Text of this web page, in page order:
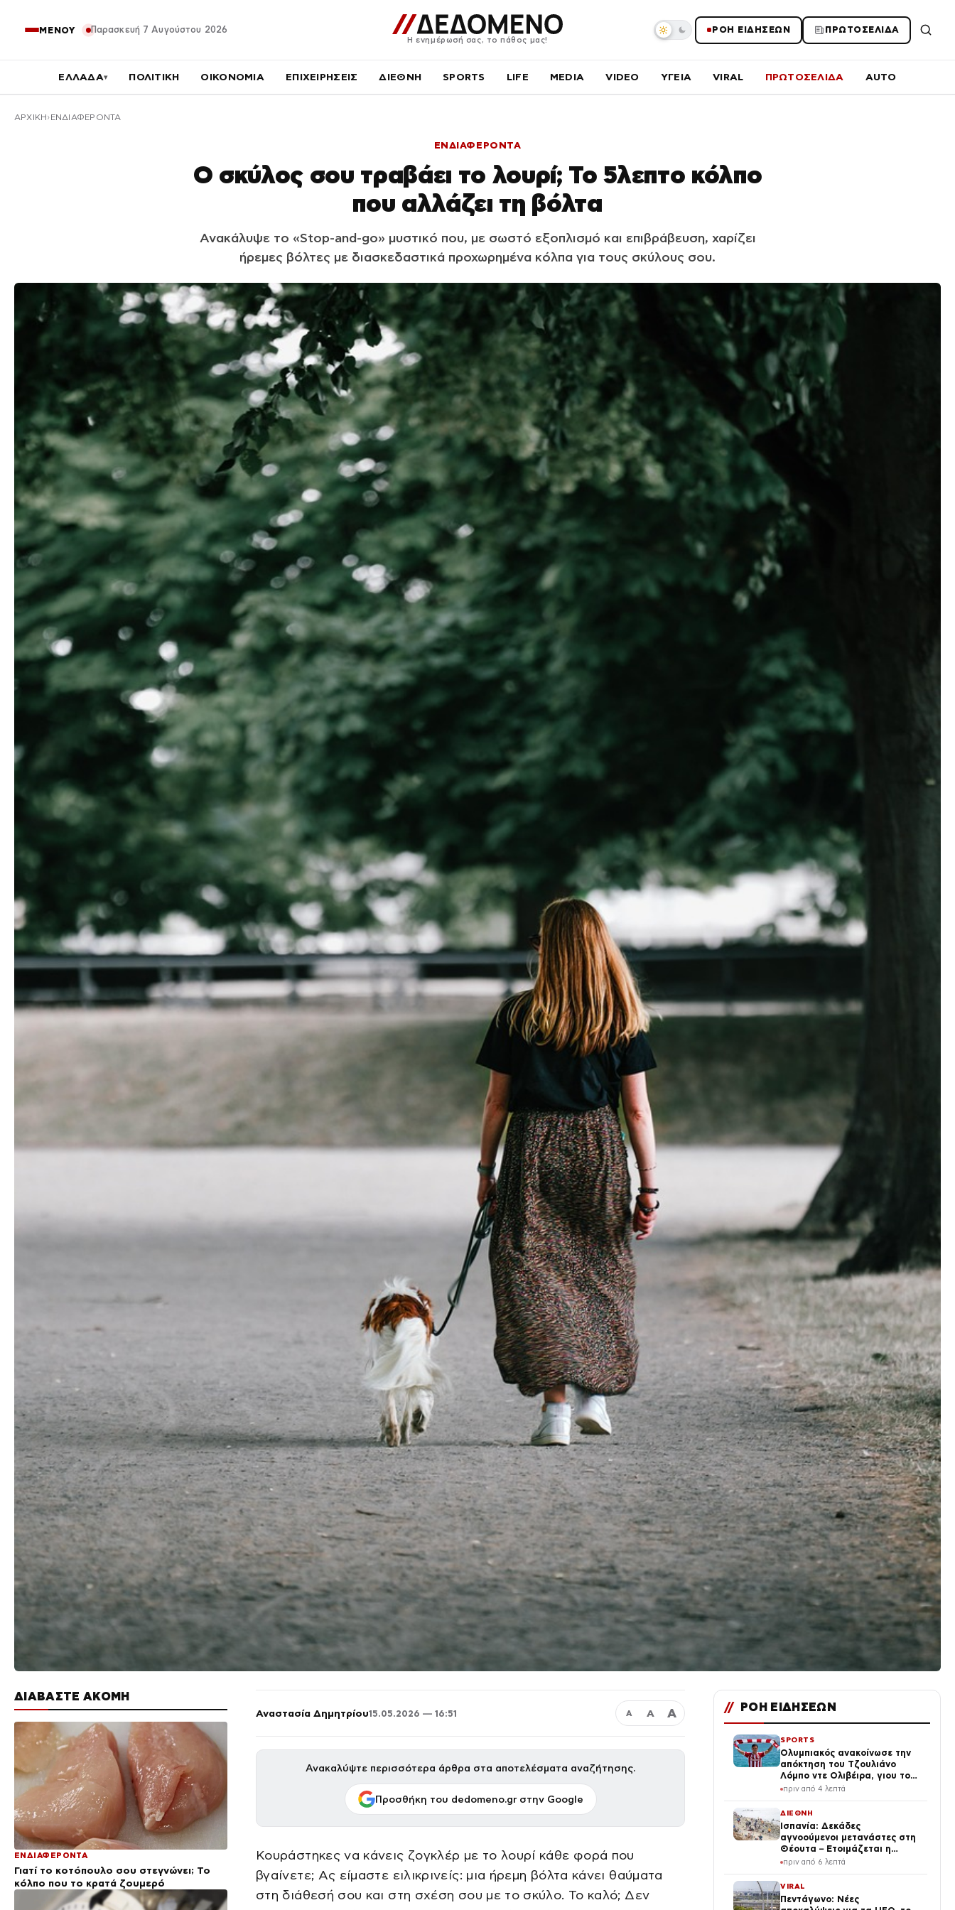
ΜΕΝΟΥ Παρασκευή 7 Αυγούστου 2026
Η ενημέρωσή σας, το πάθος μας!
ΡΟΗ ΕΙΔΗΣΕΩΝ ΠΡΩΤΟΣΕΛΙΔΑ
ΕΛΛΑΔΑ▾ ΠΟΛΙΤΙΚΗ ΟΙΚΟΝΟΜΙΑ ΕΠΙΧΕΙΡΗΣΕΙΣ ΔΙΕΘΝΗ SPORTS LIFE MEDIA VIDEO ΥΓΕΙΑ VIRAL ΠΡΩΤΟΣΕΛΙΔΑ AUTO
ΑΡΧΙΚΉ ΕΝΔΙΑΦΕΡΟΝΤΑ
ΕΝΔΙΑΦΕΡΟΝΤΑ
Ο σκύλος σου τραβάει το λουρί; Το 5λεπτο κόλπο
που αλλάζει τη βόλτα
Ανακάλυψε το «Stop-and-go» μυστικό που, με σωστό εξοπλισμό και επιβράβευση, χαρίζει
ήρεμες βόλτες με διασκεδαστικά προχωρημένα κόλπα για τους σκύλους σου.
ΔΙΑΒΑΣΤΕ ΑΚΟΜΗ
ΕΝΔΙΑΦΕΡΟΝΤΑ
Γιατί το κοτόπουλο σου στεγνώνει; Το
κόλπο που το κρατά ζουμερό
Αναστασία Δημητρίου15.05.2026 — 16:51 Α Α Α
Ανακαλύψτε περισσότερα άρθρα στα αποτελέσματα αναζήτησης.
Προσθήκη του dedomeno.gr στην Google
Κουράστηκες να κάνεις ζογκλέρ με το λουρί κάθε φορά που
βγαίνετε; Ας είμαστε ειλικρινείς: μια ήρεμη βόλτα κάνει θαύματα
στη διάθεσή σου και στη σχέση σου με το σκύλο. Το καλό; Δεν
// ΡΟΗ ΕΙΔΗΣΕΩΝ
SPORTS
Ολυμπιακός ανακοίνωσε την
απόκτηση του Τζουλιάνο
Λόμπο ντε Ολιβέιρα, γιου του
Τζιοβάνι
πριν από 4 λεπτά
ΔΙΕΘΝΗ
Ισπανία: Δεκάδες
αγνοούμενοι μετανάστες στη
Θέουτα – Ετοιμάζεται η
μεταφορά στην ενδοχώρα για
πριν από 6 λεπτά
VIRAL
Πεντάγωνο: Νέες